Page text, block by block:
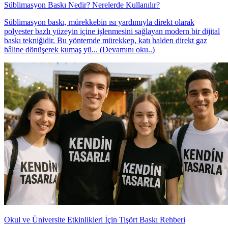
Süblimasyon Baskı Nedir? Nerelerde Kullanılır?
Süblimasyon baskı, mürekkebin ısı yardımıyla direkt olarak
polyester bazlı yüzeyin içine işlenmesini sağlayan modern bir dijital
baskı tekniğidir. Bu yöntemde mürekkep, katı halden direkt gaz
hâline dönüşerek kumaş yü... (Devamını oku..)
Okul ve Üniversite Etkinlikleri İçin Tişört Baskı Rehberi